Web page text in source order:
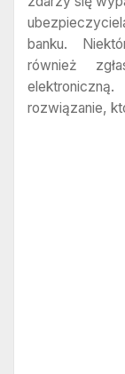
banku.
również
rozwiązanie,